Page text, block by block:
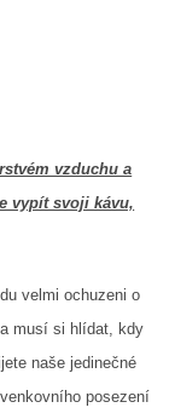
vzduchu a
vypít svoji kávu,
velmi ochuzeni o
musí si hlídat, kdy
naše jedinečné
posezení